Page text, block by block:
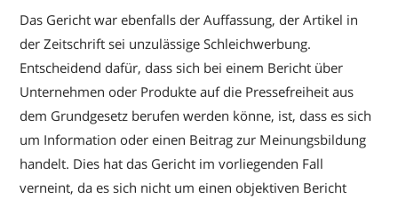
Das Gericht war ebenfalls der Auffassung, der Artikel in
der Zeitschrift sei unzulässige Schleichwerbung.
Entscheidend dafür, dass sich bei einem Bericht über
Unternehmen oder Produkte auf die Pressefreiheit aus
dem Grundgesetz berufen werden könne, ist, dass es sich
um Information oder einen Beitrag zur Meinungsbildung
handelt. Dies hat das Gericht im vorliegenden Fall
verneint, da es sich nicht um einen objektiven Bericht